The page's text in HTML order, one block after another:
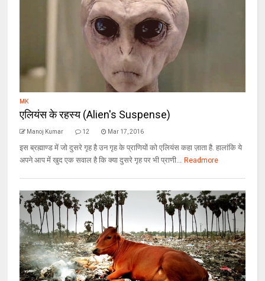
MK
एलियंस के रहस्‍य (Alien's Suspense)
Manoj Kumar 12 Mar 17, 2016
इस ब्रह्माण्ड में जो दुसरे गृह है उन गृह के प्राणियों को एलियंस कहा ज़ाता है. हालांकि ये
अपने आप में खुद एक सवाल है कि क्या दुसरे गृह पर भी प्राणी... Readmore